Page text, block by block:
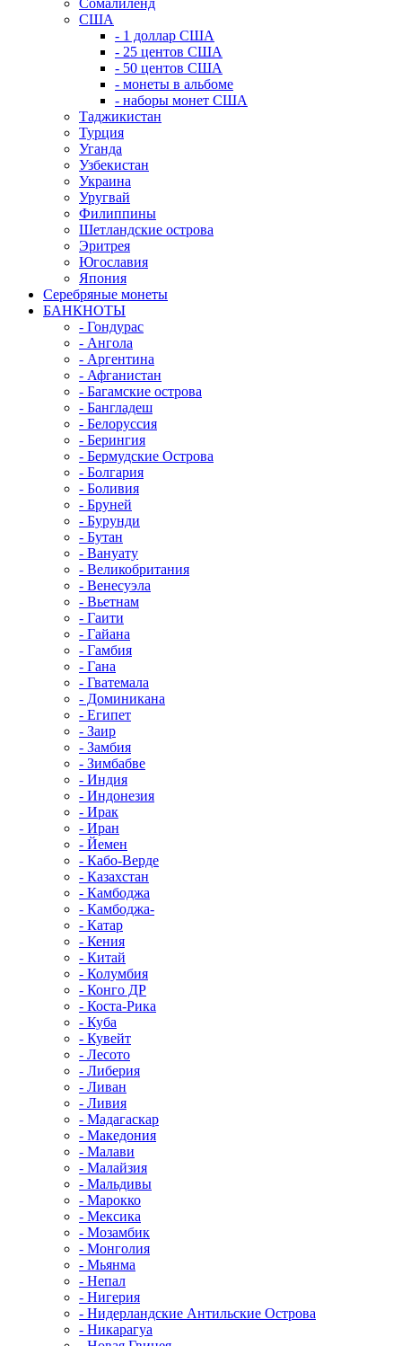
Сомалиленд
США
- 1 доллар США
- 25 центов США
- 50 центов США
- монеты в альбоме
- наборы монет США
Таджикистан
Турция
Уганда
Узбекистан
Украина
Уругвай
Филиппины
Шетландские острова
Эритрея
Югославия
Япония
Серебряные монеты
БАНКНОТЫ
- Гондурас
- Ангола
- Аргентина
- Афганистан
- Багамские острова
- Бангладеш
- Белоруссия
- Берингия
- Бермудские Острова
- Болгария
- Боливия
- Бруней
- Бурунди
- Бутан
- Вануату
- Великобритания
- Венесуэла
- Вьетнам
- Гаити
- Гайана
- Гамбия
- Гана
- Гватемала
- Доминикана
- Египет
- Заир
- Замбия
- Зимбабве
- Индия
- Индонезия
- Ирак
- Иран
- Йемен
- Кабо-Верде
- Казахстан
- Камбоджа
- Камбоджа-
- Катар
- Кения
- Китай
- Колумбия
- Конго ДР
- Коста-Рика
- Куба
- Кувейт
- Лесото
- Либерия
- Ливан
- Ливия
- Мадагаскар
- Македония
- Малави
- Малайзия
- Мальдивы
- Марокко
- Мексика
- Мозамбик
- Монголия
- Мьянма
- Непал
- Нигерия
- Нидерландские Антильские Острова
- Никарагуа